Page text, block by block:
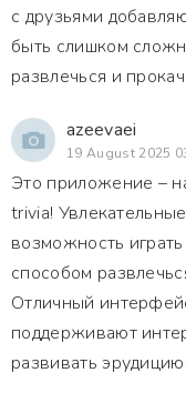
с друзьями
быть слишком
развлечься и
azeevaei
19 August 2025
Это приложение –
trivia!
возможность
способом
Отличный
поддерживают
развивать эрудицию!